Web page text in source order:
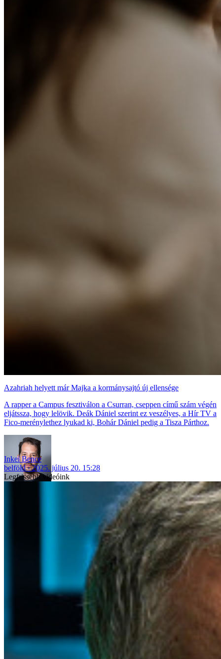
Azahriah helyett már Majka a kormánysajtó új ellensége
A rapper a Campus fesztiválon a Csurran, cseppen című szám végén
eljátssza, hogy lelövik. Deák Dániel szerint ez veszélyes, a Hír TV a
Fico-merénylethez lyukad ki, Bohár Dániel pedig a Tisza Párthoz.
Inkei Bence
belföld
2025. július 20. 15:28
Legfrissebb videóink